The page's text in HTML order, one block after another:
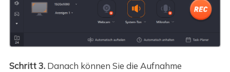
Schritt 3.Danach können Sie die Aufnahme